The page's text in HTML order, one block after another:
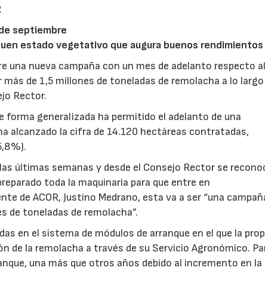
septiembre
estado vegetativo que augura buenos rendimientos
una nueva campaña con un mes de adelanto respecto al
de 1,5 millones de toneladas de remolacha a lo largo
Rector.
generalizada ha permitido el adelanto de una
alcanzado la cifra de 14.120 hectáreas contratadas,
últimas semanas y desde el Consejo Rector se
toda la maquinaria para que entre en
de ACOR, Justino Medrano, esta va a ser “una
de toneladas de remolacha”.
en el sistema de módulos de arranque en el que la
de la remolacha a través de su Servicio Agronómico.
una más que otros años debido al incremento en la